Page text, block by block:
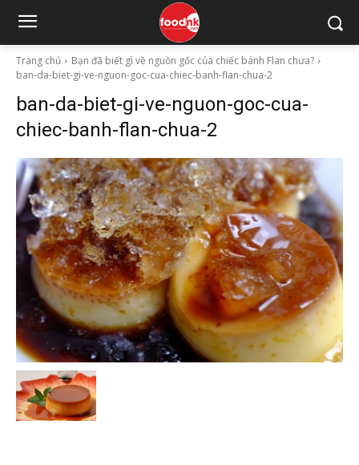
Trang chủ
Bạn đã biết gì về nguồn gốc của chiếc bánh Flan chưa?
ban-da-biet-gi-ve-nguon-goc-cua-chiec-banh-flan-chua-2
ban-da-biet-gi-ve-nguon-goc-cua-
chiec-banh-flan-chua-2